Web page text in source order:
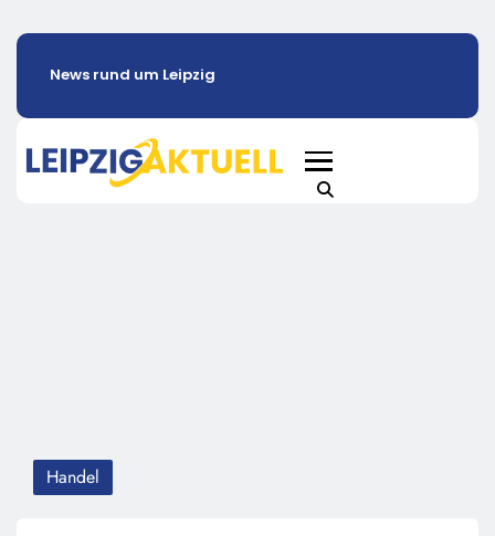
News rund um Leipzig
Handel